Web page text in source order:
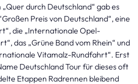
durch Deutschland“ gab es
Preis von Deutschland“, eine
die „Internationale Opel-
das „Grüne Band vom Rhein“ und
Vitamalz-Rundfahrt“. Erst
Deutschland Tour für dieses oft
Etappen Radrennen bleibend